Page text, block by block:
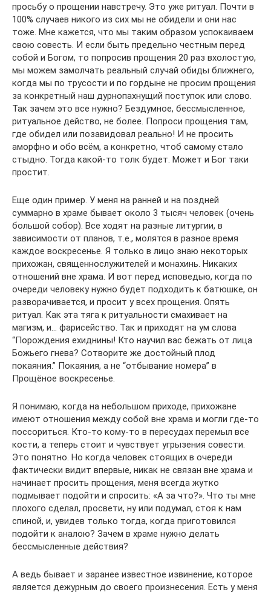
просьбу о прощении навстречу. Это уже ритуал. Почти в
100% случаев никого из сих мы не обидели и они нас
тоже. Мне кажется, что мы таким образом успокаиваем
свою совесть. И если быть предельно честным перед
собой и Богом, то попросив прощения 20 раз вхолостую,
мы можем замолчать реальный случай обиды ближнего,
когда мы по трусости и по гордыне не просим прощения
за конкретный наш дурнопахнущий поступок или слово.
Так зачем это все нужно? Бездумное, бессмысленное,
ритуальное действо, не более. Попроси прощения там,
где обидел или позавидовал реально! И не просить
аморфно и обо всём, а конкретно, чтоб самому стало
стыдно. Тогда какой-то толк будет. Может и Бог таки
простит.
Еще один пример. У меня на ранней и на поздней
суммарно в храме бывает около 3 тысяч человек (очень
большой собор). Все ходят на разные литургии, в
зависимости от планов, т.е., молятся в разное время
каждое воскресенье. Я только в лицо знаю некоторых
прихожан, священнослужителей и монахинь. Никаких
отношений вне храма. И вот перед исповедью, когда по
очереди человеку нужно будет подходить к батюшке, он
разворачивается, и просит у всех прощения. Опять
ритуал. Как эта тяга к ритуальности смахивает на
магизм, и… фарисейство. Так и приходят на ум слова
“Порождения ехиднины! Кто научил вас бежать от лица
Божьего гнева? Сотворите же достойный плод
покаяния.” Покаяния, а не “отбывание номера” в
Прощёное воскресенье.
Я понимаю, когда на небольшом приходе, прихожане
имеют отношения между собой вне храма и могли где-то
поссориться. Кто-то кому-то в пересудах перемыл все
кости, а теперь стоит и чувствует угрызения совести.
Это понятно. Но когда человек стоящих в очереди
фактически видит впервые, никак не связан вне храма и
начинает просить прощения, меня всегда жутко
подмывает подойти и спросить: «А за что?». Что ты мне
плохого сделал, просвети, ну или подумал, стоя к нам
спиной, и, увидев только тогда, когда приготовился
подойти к аналою? Зачем в храме нужно делать
бессмысленные действия?
А ведь бывает и заранее известное извинение, которое
является дежурным до своего произнесения. Есть у меня